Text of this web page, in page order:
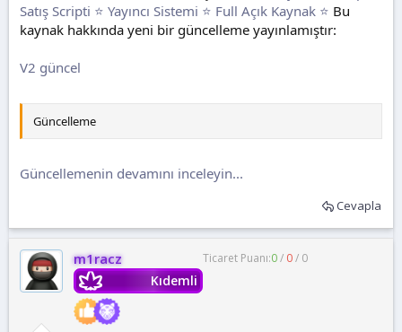
Satış Scripti ⭐ Yayıncı Sistemi ⭐ Full Açık Kaynak ⭐ Bu
kaynak hakkında yeni bir güncelleme yayınlamıştır:
V2 güncel
Güncelleme
Güncellemenin devamını inceleyin...
Cevapla
m1racz
Kıdemli
Ticaret Puanı:0/ 0/ 0